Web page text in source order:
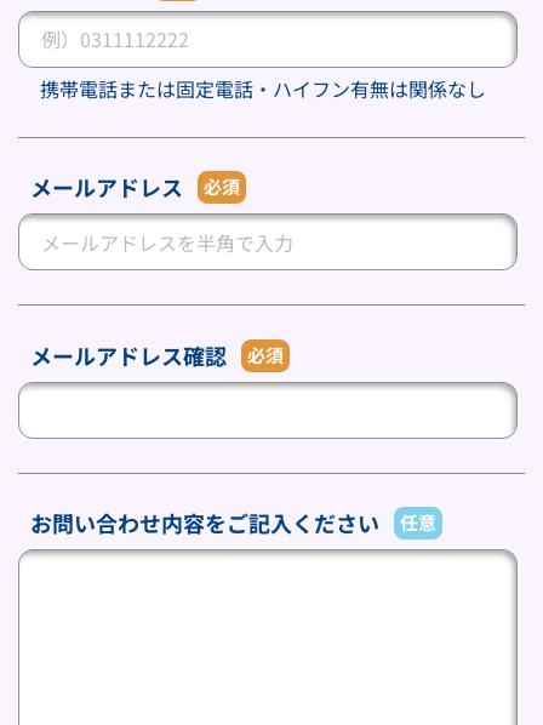
携帯電話または固定電話・ハイフン有無は関係なし
メールアドレス 必須
メールアドレス確認 必須
お問い合わせ内容をご記入ください 任意